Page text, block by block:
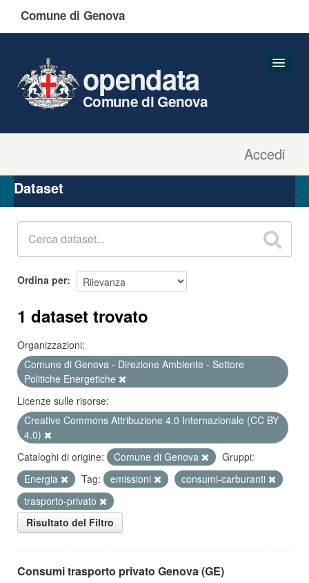
Comune di Genova
Accedi
opendata
Comune di Genova
Organizzazioni
Gruppi
Dataset
Ordina per
1 dataset trovato
Organizzazioni:
Comune di Genova - Direzione Ambiente - Settore
Politiche Energetiche
Licenze sulle risorse:
Creative Commons Attribuzione 4.0 Internazionale (CC BY
4.0)
Cataloghi di origine:
Comune di Genova
Gruppi:
Energia
Tag: emissioni
consumi-carburanti
trasporto-privato
Risultato del Filtro
Consumi trasporto privato Genova (GE)